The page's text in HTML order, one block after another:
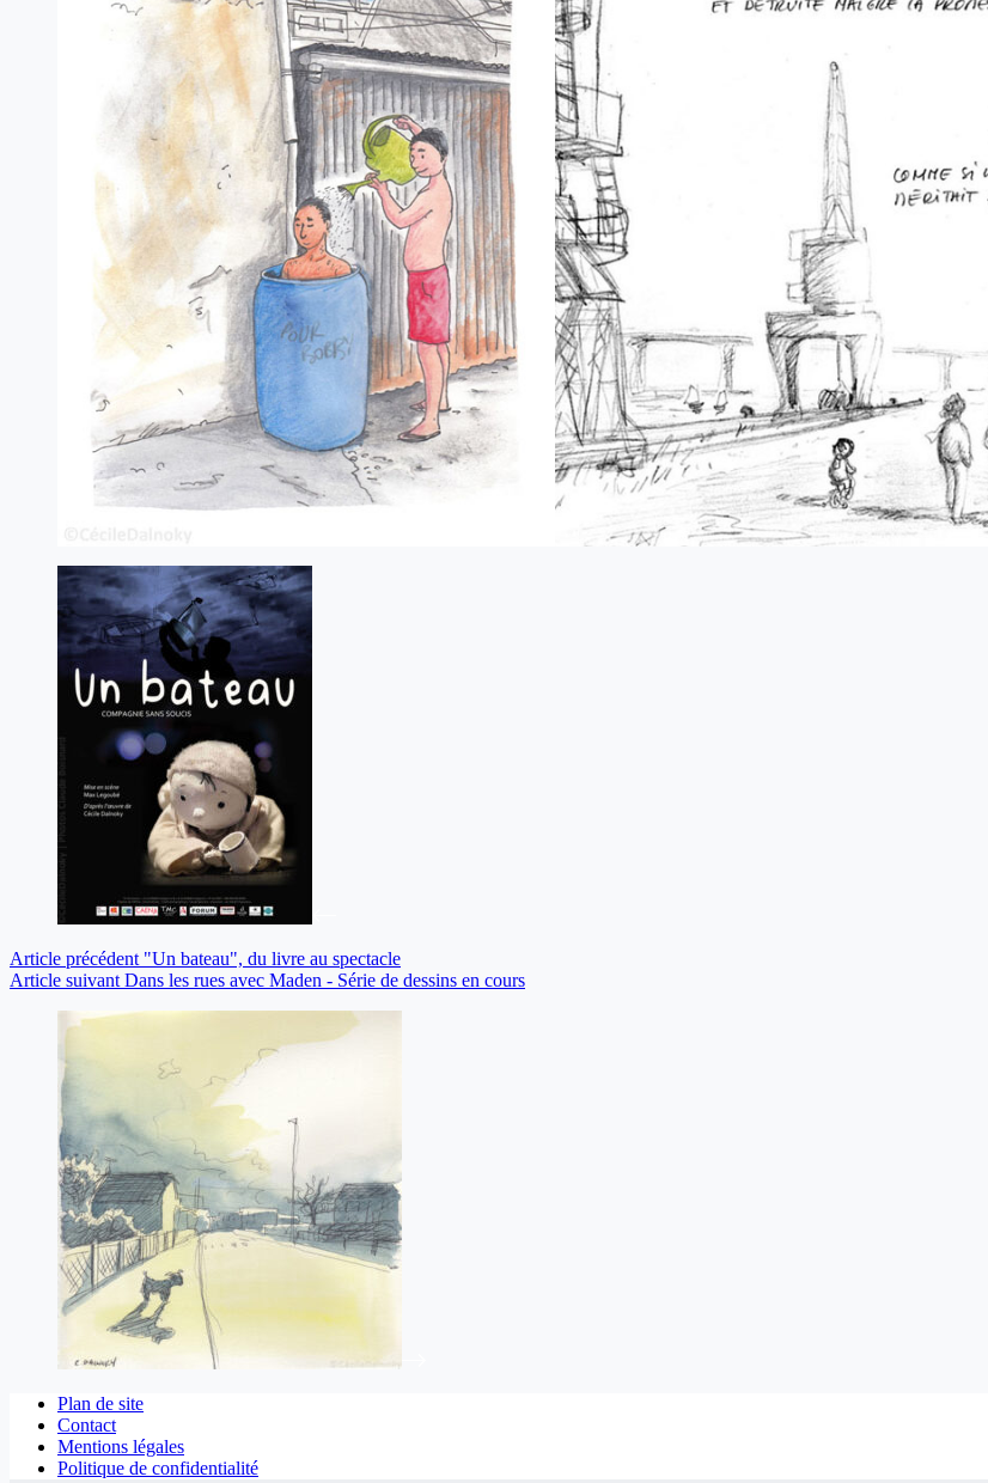
Article précédent "Un bateau", du livre au spectacle
Article suivant Dans les rues avec Maden - Série de dessins en cours
Plan de site
Contact
Mentions légales
Politique de confidentialité